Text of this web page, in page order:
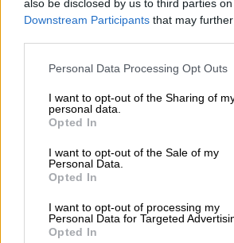
also be disclosed by us to third parties
Downstream Participants that may
Please note that this website/app uses
not limited to your visit or usage
grant or deny consent to Google and its
use your data for below specified
consent section.
Personal Data Processing Opt Outs
I want to opt-out of the Sharing of
personal data.
Opted In
I want to opt-out of the Sale of my
Personal Data.
Opted In
I want to opt-out of processing my
Personal Data for Targeted
Opted In
των συνταξιούχων του
άρθρου 54 του π.δ. 169/2007
βστ) του εξωιδρυματικού
άρθρου 42 του ν. 1140/1981
επιδόματα των υποπερ. βδ),
χορηγούνται από τον e-